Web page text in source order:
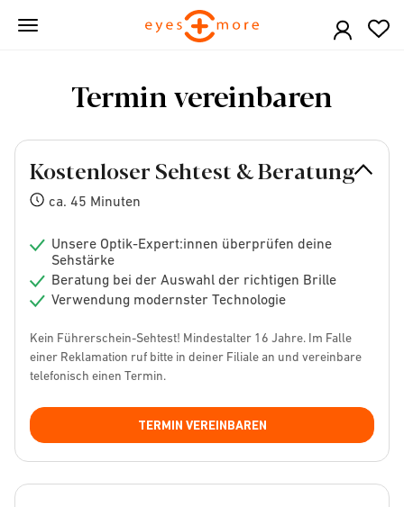
Skip
Termin vereinbaren
Kostenloser Sehtest & Beratung
ca. 45 Minuten
Unsere Optik-Expert:innen überprüfen deine
Sehstärke
Beratung bei der Auswahl der richtigen Brille
Verwendung modernster Technologie
Kein Führerschein-Sehtest! Mindestalter 16 Jahre. Im Falle
einer Reklamation ruf bitte in deiner Filiale an und vereinbare
telefonisch einen Termin.
TERMIN VEREINBAREN